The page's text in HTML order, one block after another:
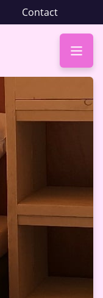
Contact